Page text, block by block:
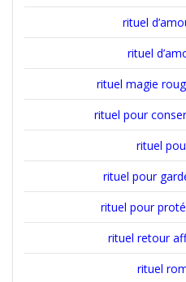
rituel
rituel
rituel magie
rituel pour
rituel
rituel pour
rituel pour
rituel retour
rituel